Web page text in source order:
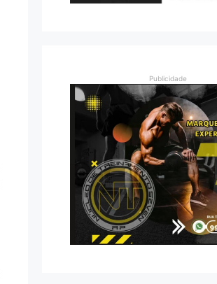
Publicidade